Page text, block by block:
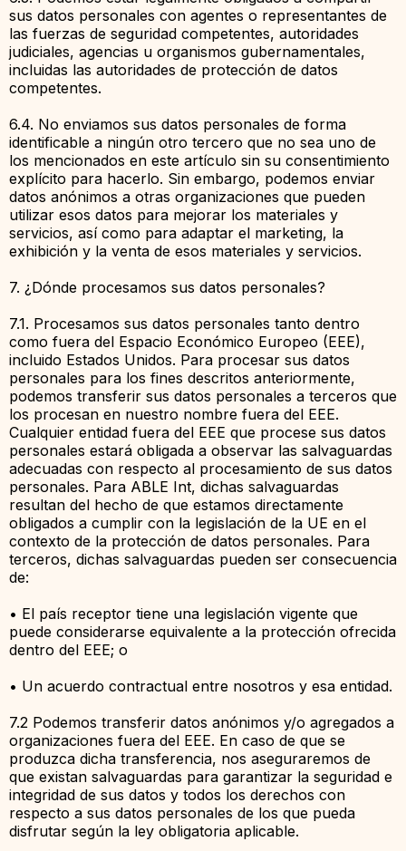
sus datos personales con agentes o representantes de
las fuerzas de seguridad competentes, autoridades
judiciales, agencias u organismos gubernamentales,
incluidas las autoridades de protección de datos
competentes.
6.4. No enviamos sus datos personales de forma
identificable a ningún otro tercero que no sea uno de
los mencionados en este artículo sin su consentimiento
explícito para hacerlo. Sin embargo, podemos enviar
datos anónimos a otras organizaciones que pueden
utilizar esos datos para mejorar los materiales y
servicios, así como para adaptar el marketing, la
exhibición y la venta de esos materiales y servicios.
7. ¿Dónde procesamos sus datos personales?
7.1. Procesamos sus datos personales tanto dentro
como fuera del Espacio Económico Europeo (EEE),
incluido Estados Unidos. Para procesar sus datos
personales para los fines descritos anteriormente,
podemos transferir sus datos personales a terceros que
los procesan en nuestro nombre fuera del EEE.
Cualquier entidad fuera del EEE que procese sus datos
personales estará obligada a observar las salvaguardas
adecuadas con respecto al procesamiento de sus datos
personales. Para ABLE Int, dichas salvaguardas
resultan del hecho de que estamos directamente
obligados a cumplir con la legislación de la UE en el
contexto de la protección de datos personales. Para
terceros, dichas salvaguardas pueden ser consecuencia
de:
• El país receptor tiene una legislación vigente que
puede considerarse equivalente a la protección ofrecida
dentro del EEE; o
• Un acuerdo contractual entre nosotros y esa entidad.
7.2 Podemos transferir datos anónimos y/o agregados a
organizaciones fuera del EEE. En caso de que se
produzca dicha transferencia, nos aseguraremos de
que existan salvaguardas para garantizar la seguridad e
integridad de sus datos y todos los derechos con
respecto a sus datos personales de los que pueda
disfrutar según la ley obligatoria aplicable.